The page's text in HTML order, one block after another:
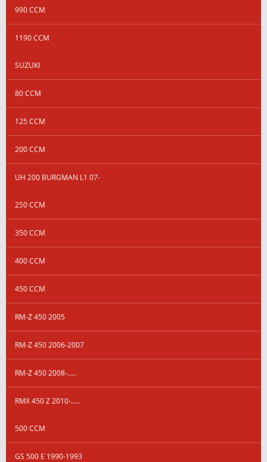
990 CCM
1190 CCM
SUZUKI
80 CCM
125 CCM
200 CCM
UH 200 BURGMAN L1 07-
250 CCM
350 CCM
400 CCM
450 CCM
RM-Z 450 2005
RM-Z 450 2006-2007
RM-Z 450 2008-.....
RMX 450 Z 2010-.....
500 CCM
GS 500 E 1990-1993